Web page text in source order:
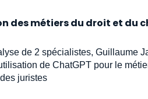
des métiers du droit et du
de 2 spécialistes, Guillaume
de ChatGPT pour le
juristes